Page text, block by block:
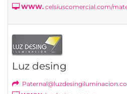
WWW. celsiuscomercial.com/
Luz desing